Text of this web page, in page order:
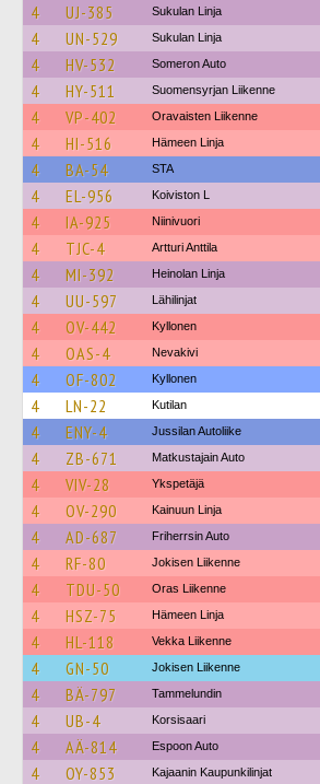
4 UJ-385 Sukulan Linja
4 UN-529 Sukulan Linja
4 HV-532 Someron Auto
4 HY-511 Suomensyrjan Liikenne
4 VP-402 Oravaisten Liikenne
4 HI-516 Hämeen Linja
4 BA-54 STA
4 EL-956 Koiviston L
4 IA-925 Niinivuori
4 TJC-4 Artturi Anttila
4 MI-392 Heinolan Linja
4 UU-597 Lähilinjat
4 OV-442 Kyllonen
4 OAS-4 Nevakivi
4 OF-802 Kyllonen
4 LN-22 Kutilan
4 ENY-4 Jussilan Autoliike
4 ZB-671 Matkustajain Auto
4 VIV-28 Ykspetäjä
4 OV-290 Kainuun Linja
4 AD-687 Friherrsin Auto
4 RF-80 Jokisen Liikenne
4 TDU-50 Oras Liikenne
4 HSZ-75 Hämeen Linja
4 HL-118 Vekka Liikenne
4 GN-50 Jokisen Liikenne
4 BÄ-797 Tammelundin
4 UB-4 Korsisaari
4 AÄ-814 Espoon Auto
4 OY-853 Kajaanin Kaupunkilinjat